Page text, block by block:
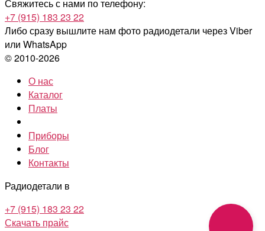
Свяжитесь с нами по телефону:
+7 (915) 183 23 22
Либо сразу вышлите нам фото радиодетали через Viber
или WhatsApp
© 2010-2026
О нас
Каталог
Платы
Приборы
Блог
Контакты
Радиодетали в
+7 (915) 183 23 22
Скачать прайс